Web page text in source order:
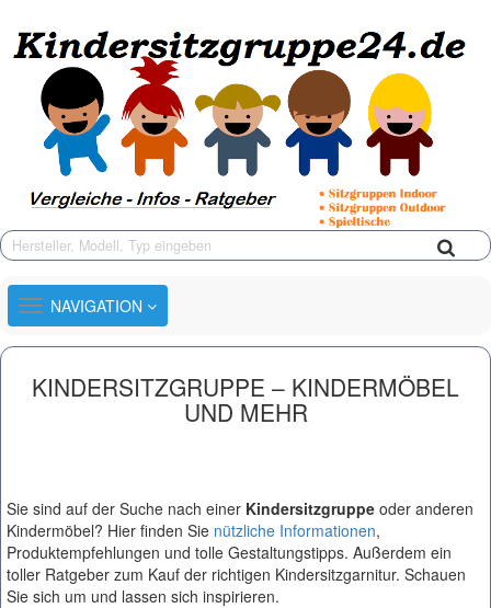
TOGGLE
NAVIGATION
NAVIGATION
KINDERSITZGRUPPE – KINDERMÖBEL
UND MEHR
Sie sind auf der Suche nach einer Kindersitzgruppe oder anderen
Kindermöbel? Hier finden Sie nützliche Informationen,
Produktempfehlungen und tolle Gestaltungstipps. Außerdem ein
toller Ratgeber zum Kauf der richtigen Kindersitzgarnitur. Schauen
Sie sich um und lassen sich inspirieren.